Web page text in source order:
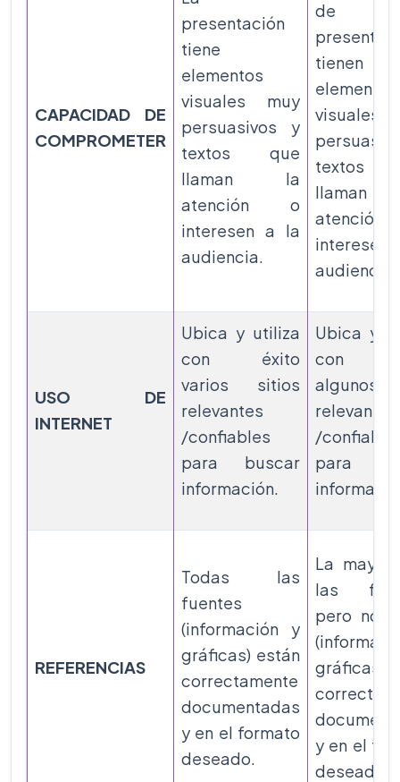
CAPACIDAD DE
COMPROMETER
presentación
tiene
elementos
visuales muy
persuasivos y
textos que
llaman la
atención o
interesen a la
audiencia.
de
tienen
elementos
visuales
textos
audiencia.
USO DE
INTERNET
Ubica y utiliza
con éxito
varios sitios
relevantes
/confiables
para buscar
información.
Ubica y
con
algunos
relevantes
/
para
REFERENCIAS
Todas las
fuentes
(información y
gráficas) están
correctamente
documentadas
y en el formato
deseado.
La
las
pero no
gráficas)
y en el
deseado.